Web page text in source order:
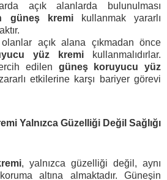
açık alanlarda bulunulması
güneş kremi
kullanmak yararlı
açık alana çıkmadan önce
yüz kremi kullanmalıdırlar.
edilen güneş koruyucu yüz
etkilerine karşı bariyer görevi
Yalnızca Güzelliği Değil Sağlığı
, yalnızca güzelliği değil, aynı
altına almaktadır. Güneşin